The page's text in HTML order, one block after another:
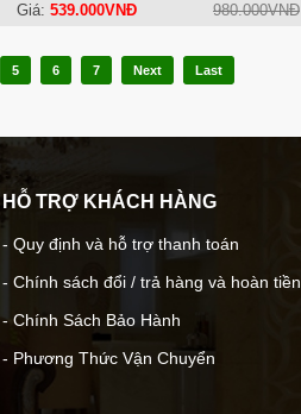
Giá: 539.000VNĐ 980.000VNĐ
5 6 7 Next Last
HỖ TRỢ KHÁCH HÀNG
- Quy định và hỗ trợ thanh toán
- Chính sách đổi / trả hàng và hoàn tiền
- Chính Sách Bảo Hành
- Phương Thức Vận Chuyển